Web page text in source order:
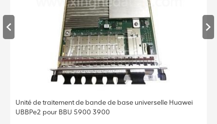
Unité de traitement de bande de base universelle Huawei
UBBPe4 pour BBU 5900 3900